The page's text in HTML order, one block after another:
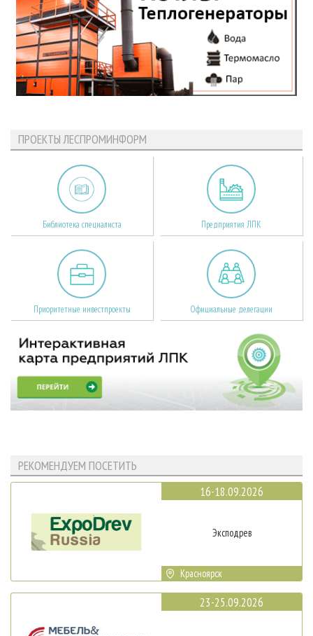
ПРОЕКТЫ ЛЕСПРОМИНФОРМ
Библиотека специалиста Предприятия ЛПК
Приоритетные инвестпроекты Официальные делегации
РЕКОМЕНДУЕМ ПОСЕТИТЬ
16-18.09.2026
Эксподрев
Красноярск
23-25.09.2026